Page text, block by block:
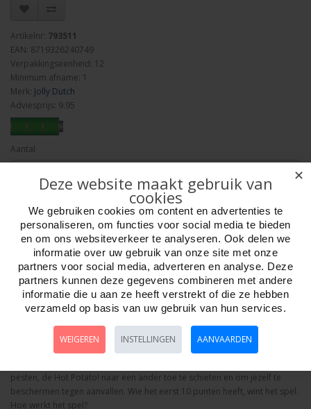
Artikelnr: 793511
EAN: 8719326240749
Verpakkingseenheid: 12
Minimum afname: 1
Merk: Jolly Dutch
Adviesprijs: 9.95
Aantal
Bestellen
Omschrijving Foto hoge resolutie Details
Hot Potato!- Kaartspel JD
In dit unieke aardappelkaartspel boek je winst door het overwinnen van
slijmerige slakken, vette frituurpannen en woeste aardappelstampers.
kom je verschillende aardappelvreters tegen: van een ‘furious fryer’ tot
een ‘nasty knife’ en van een ‘slimy slug’ tot een ‘sneaky slicer’. Het doel van
pesten, de Hot Potato! naar een ander toe te schieten en om jezelf te
beschermen tegen aanvallen. Wie het eerst 10 punten heeft, wint het spel.
Hoe werkt het spel?
✕
Deze website maakt gebruik van
cookies
We gebruiken cookies om content en advertenties te
personaliseren, om functies voor social media te bieden
en om ons websiteverkeer te analyseren. Ook delen we
informatie over uw gebruik van onze site met onze
partners voor social media, adverteren en analyse. Deze
partners kunnen deze gegevens combineren met andere
informatie die u aan ze heeft verstrekt of die ze hebben
verzameld op basis van uw gebruik van hun services.
WEIGEREN INSTELLINGEN AANVAARDEN